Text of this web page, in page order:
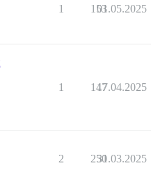
1 153
01.05.2025
1 147
17.04.2025
2 250
31.03.2025